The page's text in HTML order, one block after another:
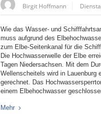
Birgit Hoffmann
Wie das Wasser- und
muss aufgrund des
zum Elbe-Seitenkanal für die
Die Hochwasserwelle der Elbe
Tagen Niedersachsen. Mit dem
Wellenscheitels wird in Lauenburg
gerechnet. Das
einem Elbehochwasser
Mehr